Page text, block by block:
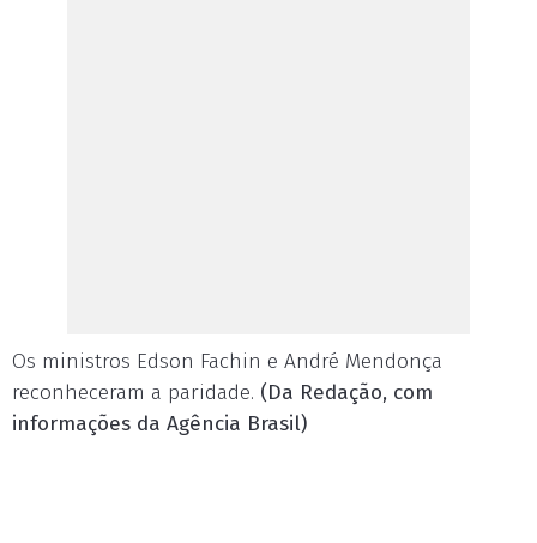
Os ministros Edson Fachin e André Mendonça
reconheceram a paridade. (Da Redação, com
informações da Agência Brasil)